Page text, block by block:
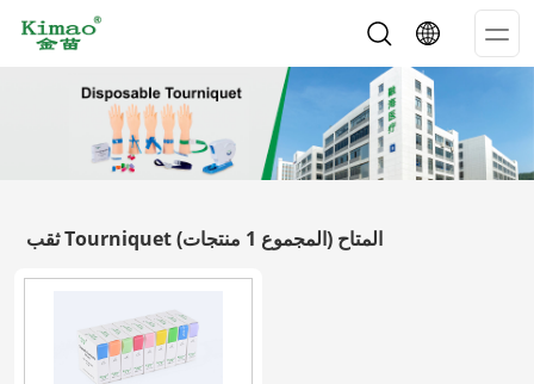
ثقب Tourniquet المتاح (المجموع 1 منتجات)